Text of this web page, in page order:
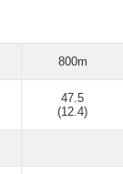
800m
47.5
(12.4)